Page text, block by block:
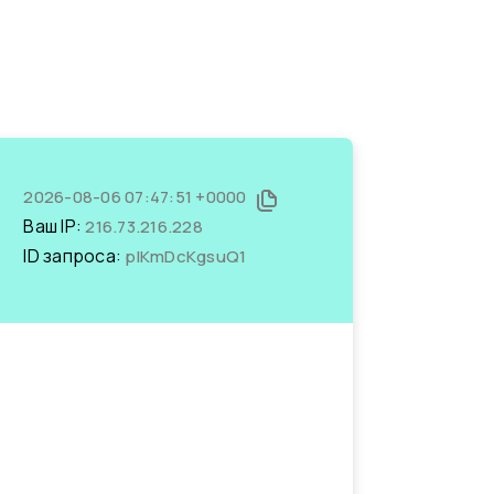
2026-08-06 07:47:51 +0000
Ваш IP:216.73.216.228
ID запроса: plKmDcKgsuQ1